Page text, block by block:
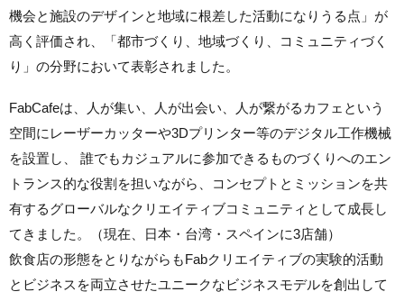
機会と施設のデザインと地域に根差した活動になりうる点」が
高く評価され、「都市づくり、地域づくり、コミュニティづく
り」の分野において表彰されました。
FabCafeは、人が集い、人が出会い、人が繋がるカフェという
空間にレーザーカッターや3Dプリンター等のデジタル工作機械
を設置し、 誰でもカジュアルに参加できるものづくりへのエン
トランス的な役割を担いながら、コンセプトとミッションを共
有するグローバルなクリエイティブコミュニティとして成長し
てきました。（現在、日本・台湾・スペインに3店舗）
飲食店の形態をとりながらもFabクリエイティブの実験的活動
とビジネスを両立させたユニークなビジネスモデルを創出して